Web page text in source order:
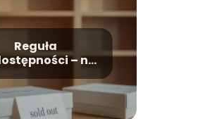
Reguła
– na
polega i jak ją